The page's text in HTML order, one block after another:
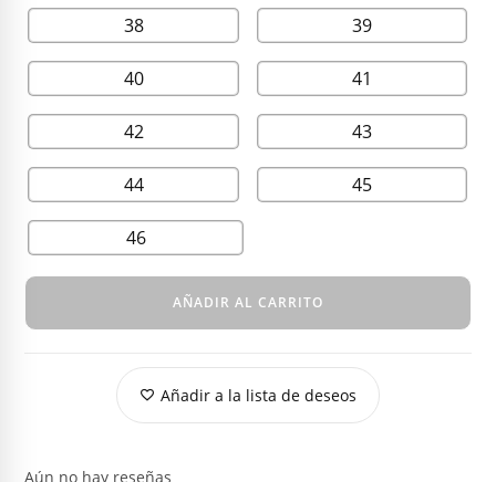
38 39
40 41
42 43
44 45
46
AÑADIR AL CARRITO
Añadir a la lista de deseos
Aún no hay reseñas